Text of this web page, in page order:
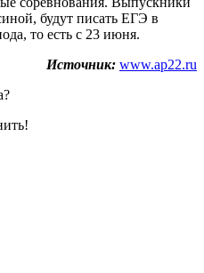
будут писать ЕГЭ в
то есть с 23 июня.
Источник: www.ap22.ru